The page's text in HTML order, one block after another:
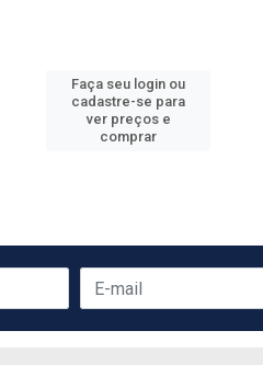
Faça seu login ou
cadastre-se para
ver preços e
comprar